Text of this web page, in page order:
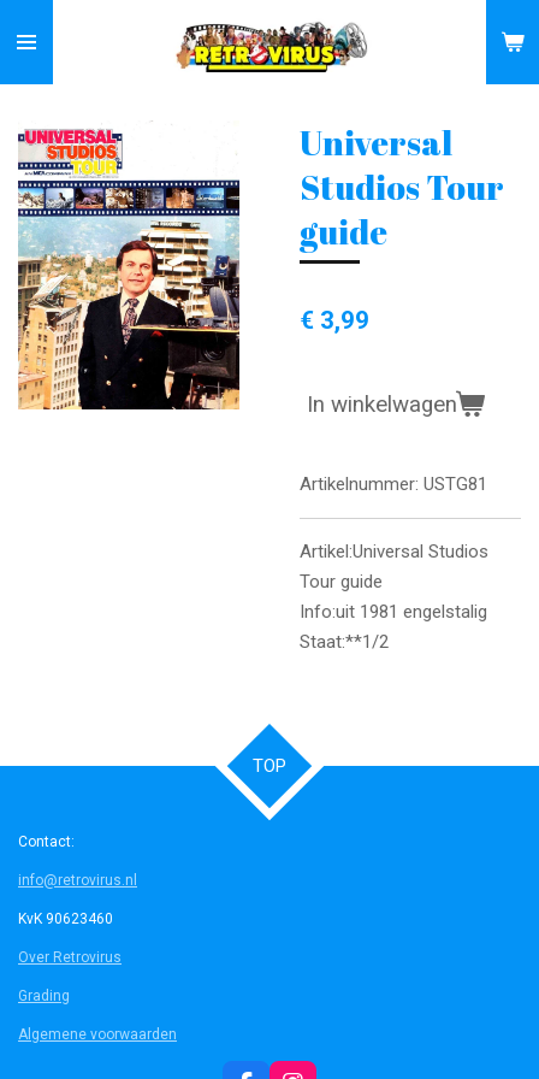
direct
naar
hoofdinhoud
Universal
Studios Tour
guide
€ 3,99
In winkelwagen
Artikelnummer: USTG81
Artikel:Universal Studios
Tour guide
Info:uit 1981 engelstalig
Staat:**1/2
TOP
Contact:
info@retrovirus.nl
KvK 90623460
Over Retrovirus
Grading
Algemene voorwaarden